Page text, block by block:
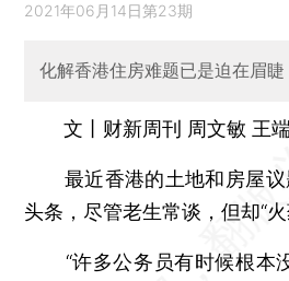
2021年06月14日第23期
化解香港住房难题已是迫在眉睫
文丨财新周刊 周文敏 王
最近香港的土地和房屋议
头条，尽管老生常谈，但却“火
“许多公务员有时候根本